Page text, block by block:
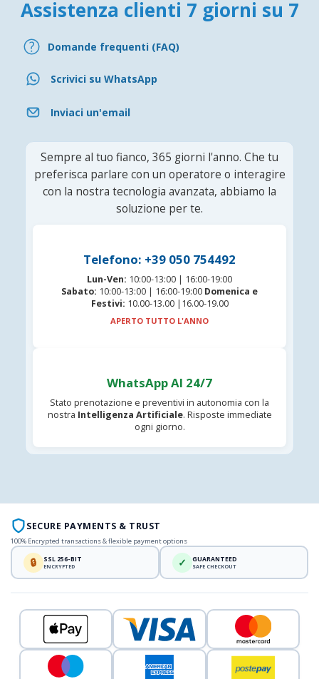
Assistenza clienti 7 giorni su 7
Domande frequenti (FAQ)
Scrivici su WhatsApp
Inviaci un'email
Sempre al tuo fianco, 365 giorni l'anno. Che tu
preferisca parlare con un operatore o interagire
con la nostra tecnologia avanzata, abbiamo la
soluzione per te.
Telefono: +39 050 754492
Lun-Ven: 10:00-13:00 | 16:00-19:00
Sabato: 10:00-13:00 | 16:00-19:00 Domenica e
Festivi: 10.00-13.00 |16.00-19.00
APERTO TUTTO L'ANNO
WhatsApp AI 24/7
Stato prenotazione e preventivi in autonomia con la
nostra Intelligenza Artificiale. Risposte immediate
ogni giorno.
SECURE PAYMENTS & TRUST
100% Encrypted transactions & flexible payment options
🔒 SSL 256-BIT
ENCRYPTED ✓ GUARANTEED
SAFE CHECKOUT